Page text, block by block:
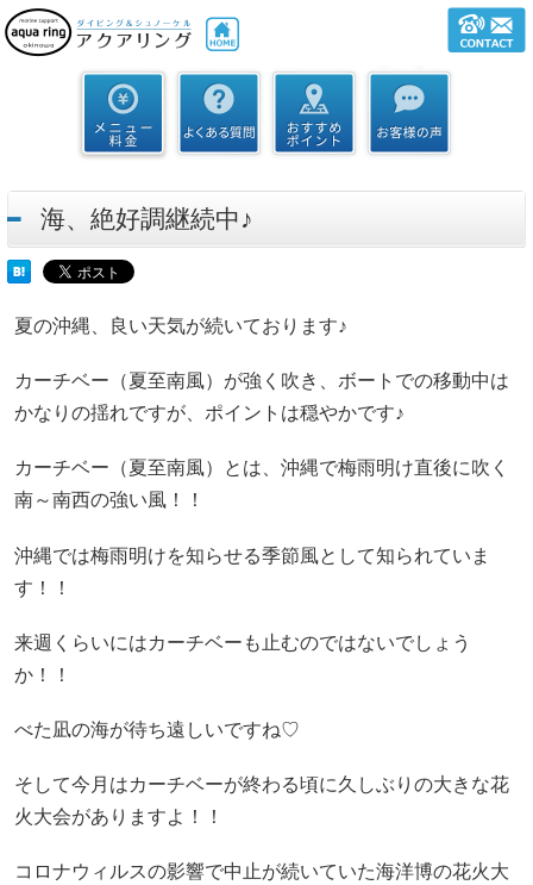
海、絶好調継続中♪
夏の沖縄、良い天気が続いております♪
カーチベー（夏至南風）が強く吹き、ボートでの移動中は
かなりの揺れですが、ポイントは穏やかです♪
カーチベー（夏至南風）とは、 沖縄で梅雨明け直後に吹く
南～南西の強い風 ！！
沖縄では梅雨明けを知らせる季節風として知られていま
す！！
来週くらいにはカーチベーも止むのではないでしょう
か！！
べた凪の海が待ち遠しいですね♡
そして今月はカーチベーが終わる頃に久しぶりの大きな花
火大会がありますよ！！
コロナウィルスの影響で中止が続いていた海洋博の花火大